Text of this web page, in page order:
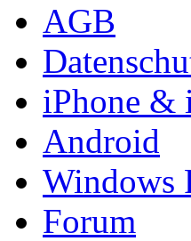
AGB
iPhone &
Android
Windows
Forum